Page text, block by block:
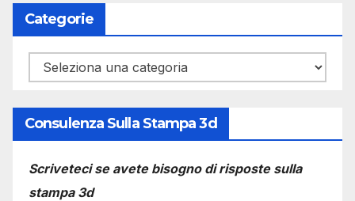
Categorie
Categorie
Consulenza Sulla Stampa 3d
Scriveteci se avete bisogno di risposte sulla
stampa 3d